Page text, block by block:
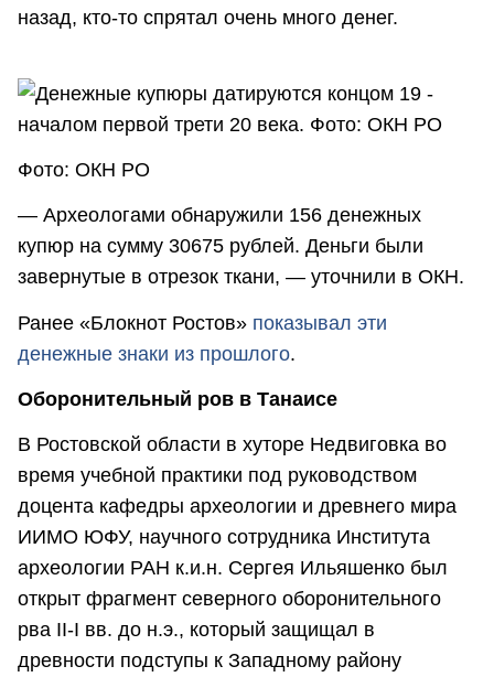
назад, кто-то спрятал очень много денег.
Фото: ОКН РО
— Археологами обнаружили 156 денежных
купюр на сумму 30675 рублей. Деньги были
завернутые в отрезок ткани, — уточнили в ОКН.
Ранее «Блокнот Ростов» показывал эти
денежные знаки из прошлого.
Оборонительный ров в Танаисе
В Ростовской области в хуторе Недвиговка во
время учебной практики под руководством
доцента кафедры археологии и древнего мира
ИИМО ЮФУ, научного сотрудника Института
археологии РАН к.и.н. Сергея Ильяшенко был
открыт фрагмент северного оборонительного
рва II-I вв. до н.э., который защищал в
древности подступы к Западному району